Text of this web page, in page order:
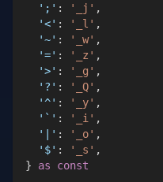
';' : '_j' ,
'<' : '_l' ,
'~' : '_w' ,
'=' : '_z' ,
'>' : '_g' ,
'?' : '_Q' ,
'^' : '_y' ,
'`' : '_i' ,
'|' : '_o' ,
'$' : '_s' ,
}
as const